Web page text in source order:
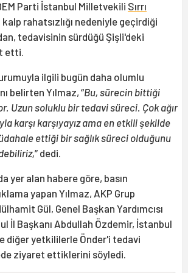
Parti İstanbul Milletvekili Sırrı
kalp rahatsızlığı nedeniyle geçirdiği
tedavisinin sürdüğü Şişli'deki
etti.
ilgili bugün daha olumlu
belirten Yılmaz, “Bu, sürecin bittiği
Uzun soluklu bir tedavi süreci. Çok ağır
karşı karşıyayız ama en etkili şekilde
ettiği bir sağlık süreci olduğunu
” dedi.
yer alan habere göre, basın
yapan Yılmaz, AKP Grup
Gül, Genel Başkan Yardımcısı
İl Başkanı Abdullah Özdemir, İstanbul
diğer yetkililerle Önder'i tedavi
ziyaret ettiklerini söyledi.